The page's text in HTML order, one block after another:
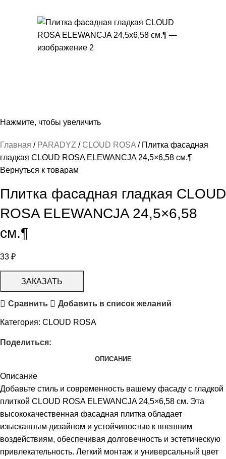
Нажмите, чтобы увеличить
Главная PARADYZ CLOUD ROSA
Плитка фасадная
гладкая CLOUD ROSA ELEWANCJA 24,5×6,58 см.¶
Вернуться к товарам
Плитка фасадная гладкая CLOUD
ROSA ELEWANCJA 24,5×6,58
см.¶
33 ₽
ЗАКАЗАТЬ
Сравнить Добавить в список желаний
Категория: CLOUD ROSA
Поделиться:
ОПИСАНИЕ
Описание
Добавьте стиль и современность вашему фасаду с гладкой
плиткой CLOUD ROSA ELEWANCJA 24,5×6,58 см. Эта
высококачественная фасадная плитка обладает
изысканным дизайном и устойчивостью к внешним
воздействиям, обеспечивая долговечность и эстетическую
привлекательность. Легкий монтаж и универсальный цвет